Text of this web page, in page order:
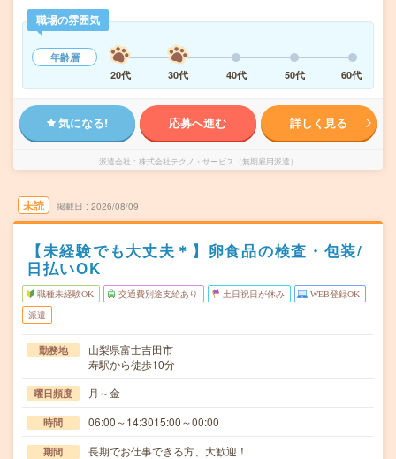
職場の雰囲気
年齢層
20代
30代 40代 50代 60代
気になる! 応募へ進む 詳しく見る
派遣会社 株式会社テクノ・サービス（無期雇用派遣）
未読 掲載日 2026/08/09
【未経験でも大丈夫＊】卵食品の検査・包装/
日払いOK
職種未経験OK 交通費別途支給あり 土日祝日が休み WEB登録OK
派遣
勤務地
山梨県富士吉田市
寿駅から徒歩10分
曜日頻度 月～金
時間 06:00～14:3015:00～00:00
期間 長期でお仕事できる方、大歓迎！